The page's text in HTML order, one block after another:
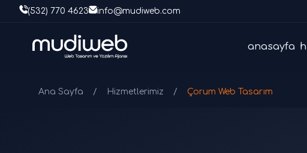
(532) 770 4623 info@mudiweb.com
anasayfa
Ana Sayfa / Hizmetlerimiz / Çorum Web Tasarım